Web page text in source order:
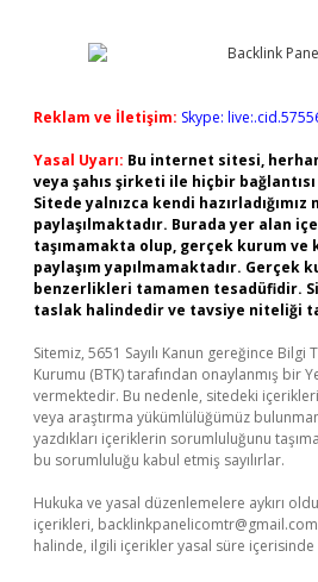
Reklam ve İletişim: Skype:
Yasal Uyarı: Bu internet sitesi,
veya şahıs şirketi ile hiçbir
Sitede yalnızca kendi
paylaşılmaktadır. Burada yer alan
taşımamakta olup, gerçek kurum ve
paylaşım yapılmamaktadır. Gerçek
benzerlikleri tamamen tesadüfidir.
taslak halindedir ve tavsiye niteliği
Sitemiz, 5651 Sayılı Kanun gereğince
Kurumu (BTK) tarafından onaylanmış bir
vermektedir. Bu nedenle, sitedeki
veya araştırma yükümlülüğümüz
yazdıkları içeriklerin sorumluluğunu
bu sorumluluğu kabul etmiş sayılırlar.
Hukuka ve yasal düzenlemelere aykırı
içerikleri, backlinkpanelicomtr@gmail.com
halinde, ilgili içerikler yasal süre içerisinde